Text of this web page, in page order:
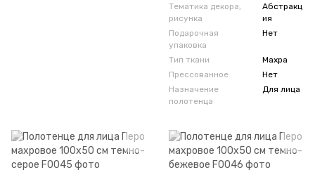
Тематика декора,
рисунка
Абстракц
ия
Подарочная
упаковка
Нет
Тип ткани
Махра
Прессованное
Нет
Назначение
полотенца
Для лица